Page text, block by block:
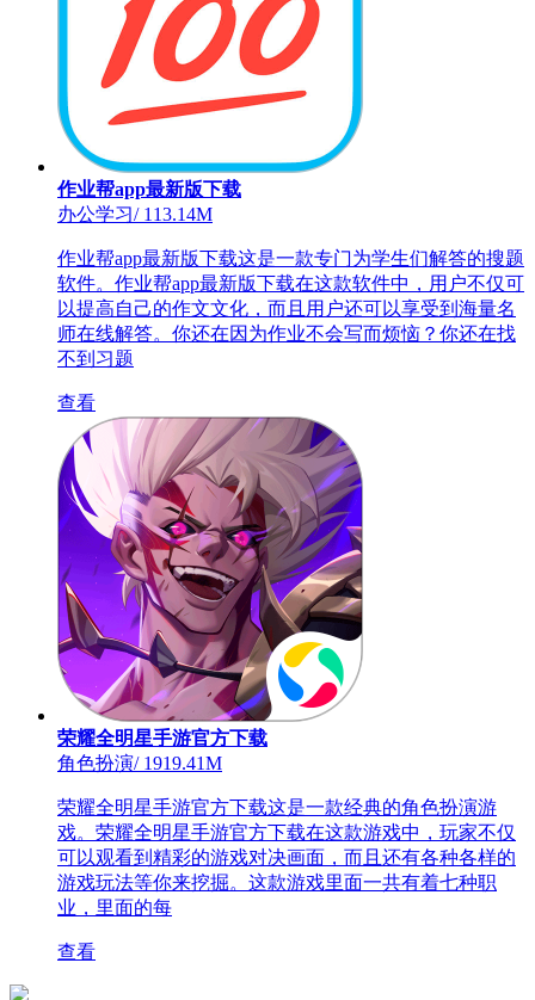
作业帮app最新版下载
办公学习/113.14M
作业帮app最新版下载这是一款专门为学生们解答的搜题
软件。作业帮app最新版下载在这款软件中，用户不仅可
以提高自己的作文文化，而且用户还可以享受到海量名
师在线解答。你还在因为作业不会写而烦恼？你还在找
不到习题
查看
荣耀全明星手游官方下载
角色扮演/1919.41M
荣耀全明星手游官方下载这是一款经典的角色扮演游
戏。荣耀全明星手游官方下载在这款游戏中，玩家不仅
可以观看到精彩的游戏对决画面，而且还有各种各样的
游戏玩法等你来挖掘。这款游戏里面一共有着七种职
业，里面的每
查看